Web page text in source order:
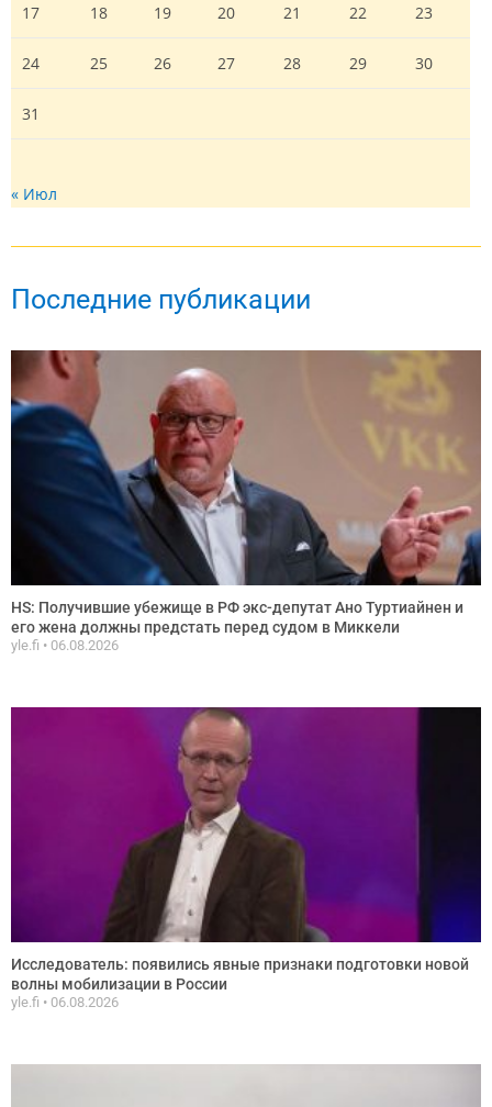
17 18 19 20 21 22 23
24 25 26 27 28 29 30
31
« Июл
Последние публикации
HS: Получившие убежище в РФ экс-депутат Ано Туртиайнен и
его жена должны предстать перед судом в Миккели
yle.fi 06.08.2026
Исследователь: появились явные признаки подготовки новой
волны мобилизации в России
yle.fi 06.08.2026